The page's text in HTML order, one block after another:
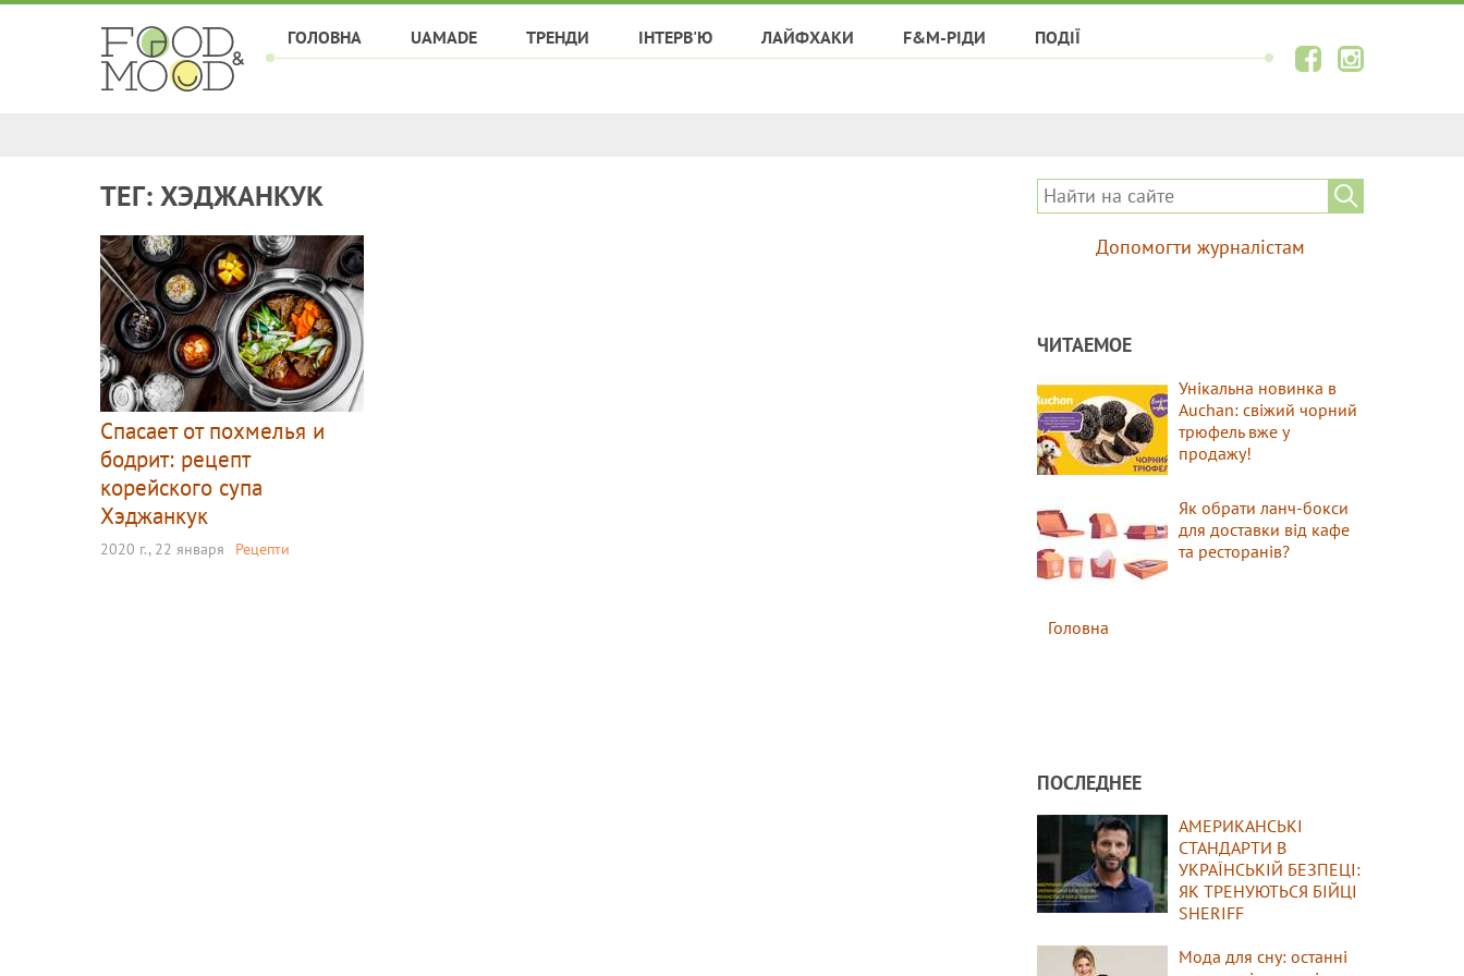
ГОЛОВНА UAMADE ТРЕНДИ ІНТЕРВ'Ю ЛАЙФХАКИ F&M-РІДИ ПОДІЇ
ТЕГ: ХЭДЖАНКУК
Спасает от похмелья и
бодрит: рецепт
корейского супа
Хэджанкук
2020 г., 22 января Рецепти
Допомогти журналістам
ЧИТАЕМОЕ
Унікальна новинка в
Auchan: свіжий чорний
трюфель вже у
продажу!
Як обрати ланч-бокси
для доставки від кафе
та ресторанів?
Головна
ПОСЛЕДНЕЕ
АМЕРИКАНСЬКІ
СТАНДАРТИ В
УКРАЇНСЬКІЙ БЕЗПЕЦІ:
ЯК ТРЕНУЮТЬСЯ БІЙЦІ
SHERIFF
Мода для сну: останні